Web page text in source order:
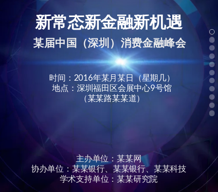
某届中国（深圳）消费金融峰会
地点：深圳福田区会展中心9号馆
（某某路某某道）
主办单位：某某网
协办单位：某某银行、某某银行、某某科技
学术支持单位：某某研究院
新常态新金融新机遇